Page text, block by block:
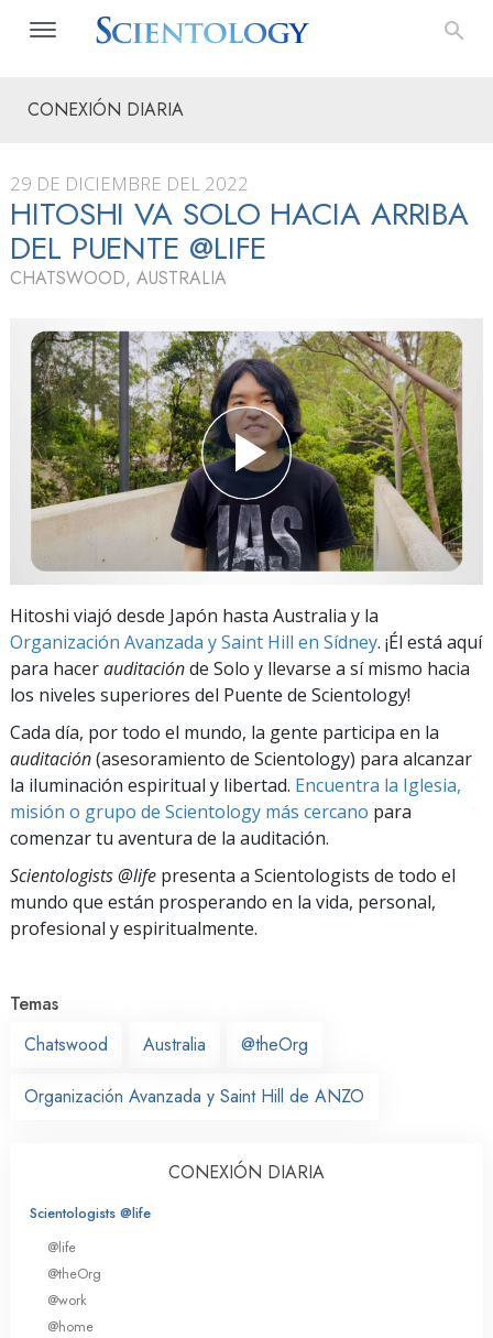
CONEXIÓN DIARIA
29 DE DICIEMBRE DEL 2022
HITOSHI VA SOLO HACIA ARRIBA
DEL PUENTE @LIFE
CHATSWOOD, AUSTRALIA
Hitoshi viajó desde Japón hasta Australia y la
Organización Avanzada y Saint Hill en Sídney. ¡Él está aquí
para hacerauditaciónde Solo y llevarse a sí mismo hacia
los niveles superiores del Puente de Scientology!
Cada día, por todo el mundo, la gente participa en la
auditación(asesoramiento de Scientology) para alcanzar
la iluminación espiritual y libertad. Encuentra la Iglesia,
misión o grupo de Scientology más cercano para
comenzar tu aventura de la auditación.
Scientologists @life presenta a Scientologists de todo el
mundo que están prosperando en la vida, personal,
profesional y espiritualmente.
Temas
Chatswood
Australia @theOrg
Organización Avanzada y Saint Hill de ANZO
CONEXIÓN DIARIA
Scientologists @life
@life
@theOrg
@work
@home